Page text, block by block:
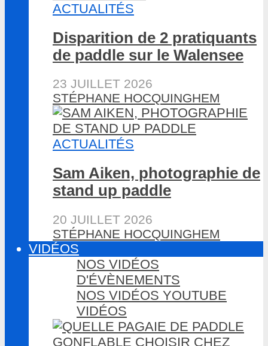
ACTUALITÉS
Disparition de 2 pratiquants
de paddle sur le Walensee
23 JUILLET 2026
STÉPHANE HOCQUINGHEM
ACTUALITÉS
Sam Aiken, photographie de
stand up paddle
20 JUILLET 2026
STÉPHANE HOCQUINGHEM
VIDÉOS
NOS VIDÉOS
D'ÉVÈNEMENTS
NOS VIDÉOS YOUTUBE
VIDÉOS